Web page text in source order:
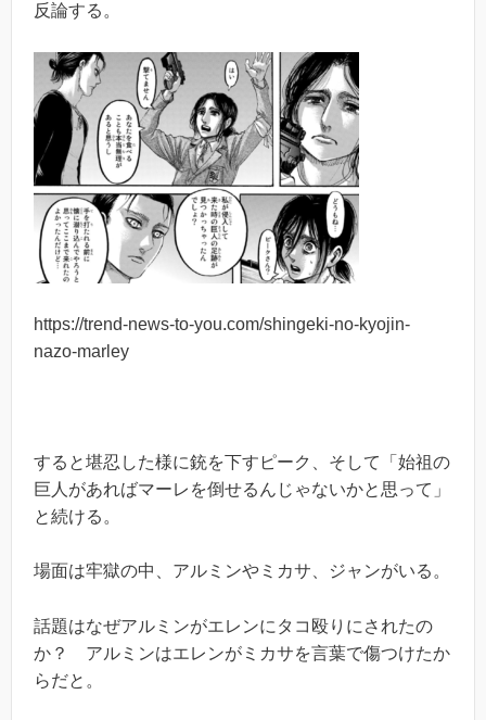
反論する。
https://trend-news-to-you.com/shingeki-no-kyojin-
nazo-marley
すると堪忍した様に銃を下すピーク、そして「始祖の
巨人があればマーレを倒せるんじゃないかと思って」
と続ける。
場面は牢獄の中、アルミンやミカサ、ジャンがいる。
話題はなぜアルミンがエレンにタコ殴りにされたの
か？ アルミンはエレンがミカサを言葉で傷つけたか
らだと。